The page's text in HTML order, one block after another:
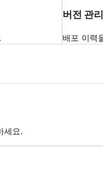
버전 관리
배포 이력
세요.